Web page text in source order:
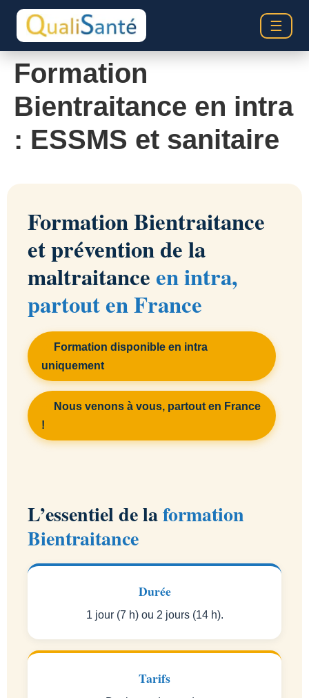
☰
Formation
Bientraitance en intra
: ESSMS et sanitaire
Formation Bientraitance
et prévention de la
maltraitanceen intra,
partout en France
Formation disponible en intra
uniquement
Nous venons à vous, partout en France
!
L’essentiel de laformation
Bientraitance
Durée
1 jour (7 h) ou 2 jours (14 h).
Tarifs